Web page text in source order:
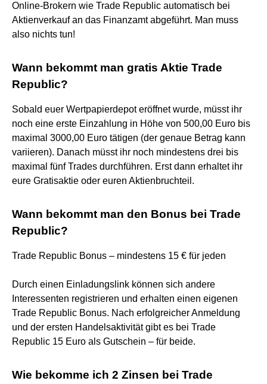
Online-Brokern wie Trade Republic automatisch bei
Aktienverkauf an das Finanzamt abgeführt. Man muss
also nichts tun!
Wann bekommt man gratis Aktie Trade
Republic?
Sobald euer Wertpapierdepot eröffnet wurde, müsst ihr
noch eine erste Einzahlung in Höhe von 500,00 Euro bis
maximal 3000,00 Euro tätigen (der genaue Betrag kann
variieren). Danach müsst ihr noch mindestens drei bis
maximal fünf Trades durchführen. Erst dann erhaltet ihr
eure Gratisaktie oder euren Aktienbruchteil.
Wann bekommt man den Bonus bei Trade
Republic?
Trade Republic Bonus – mindestens 15 € für jeden
Durch einen Einladungslink können sich andere
Interessenten registrieren und erhalten einen eigenen
Trade Republic Bonus. Nach erfolgreicher Anmeldung
und der ersten Handelsaktivität gibt es bei Trade
Republic 15 Euro als Gutschein – für beide.
Wie bekomme ich 2 Zinsen bei Trade